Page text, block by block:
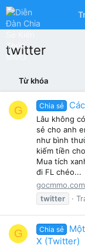
twitter
Từ khóa
G Chia sẻ
Lâu không
sẻ cho anh
như bình
kiếm tiền
Mua tích
đi FL chéo...
gocmmo.com
twitter
G Chia sẻ
X (Twitter)